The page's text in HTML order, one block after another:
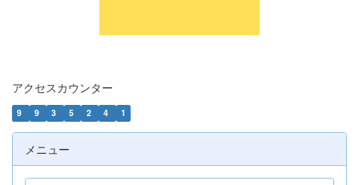
アクセスカウンター
9 9 3 5 2 4 1
メニュー